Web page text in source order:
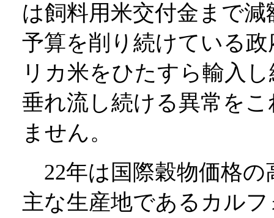
は飼料用米交付金まで
予算を削り続けている
リカ米をひたすら輸入
垂れ流し続ける異常を
ません。
22年は国際穀物価格の
主な生産地であるカル